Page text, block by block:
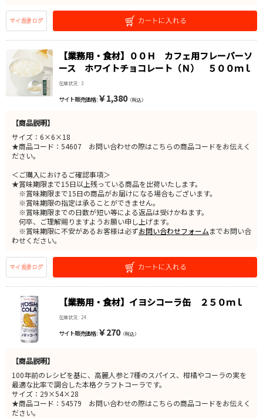
【業務用・食材】００Ｈ カフェ用フレーバーソ
ース ホワイトチョコレート（Ｎ） ５００ｍｌ
在庫状況 : 3
サイト販売価格 : ￥1,380（税込）
【商品説明】
サイズ：6×6×18
★商品コード：54607 お問い合わせの際はこちらの商品コードをお伝えく
ださい。
＜ご購入におけるご確認事項＞
★賞味期限まで15日以上残っている商品を出荷いたします。
※賞味期限まで15日の商品がお届けになる場合もございます。
※賞味期限の指定は承ることができません。
※賞味期限までの日数が短い等による返品は受けかねます。
何卒、ご理解賜りますようお願い申し上げます。
※賞味期限に不安があるお客様は必ずお問い合わせフォームまでお問い合
わせください。
【業務用・食材】イヨシコーラ缶 ２５０ｍｌ
在庫状況 : 24
サイト販売価格 : ￥270（税込）
【商品説明】
100年前のレシピを基に、高麗人参と7種のスパイス、柑橘やコーラの実を
最適な比率で調合した本格クラフトコーラです。
サイズ：29×54×28
★商品コード：54579 お問い合わせの際はこちらの商品コードをお伝えく
ださい。